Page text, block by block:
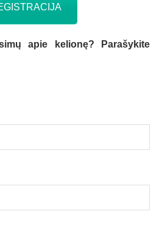
apie kelionę? Parašykite